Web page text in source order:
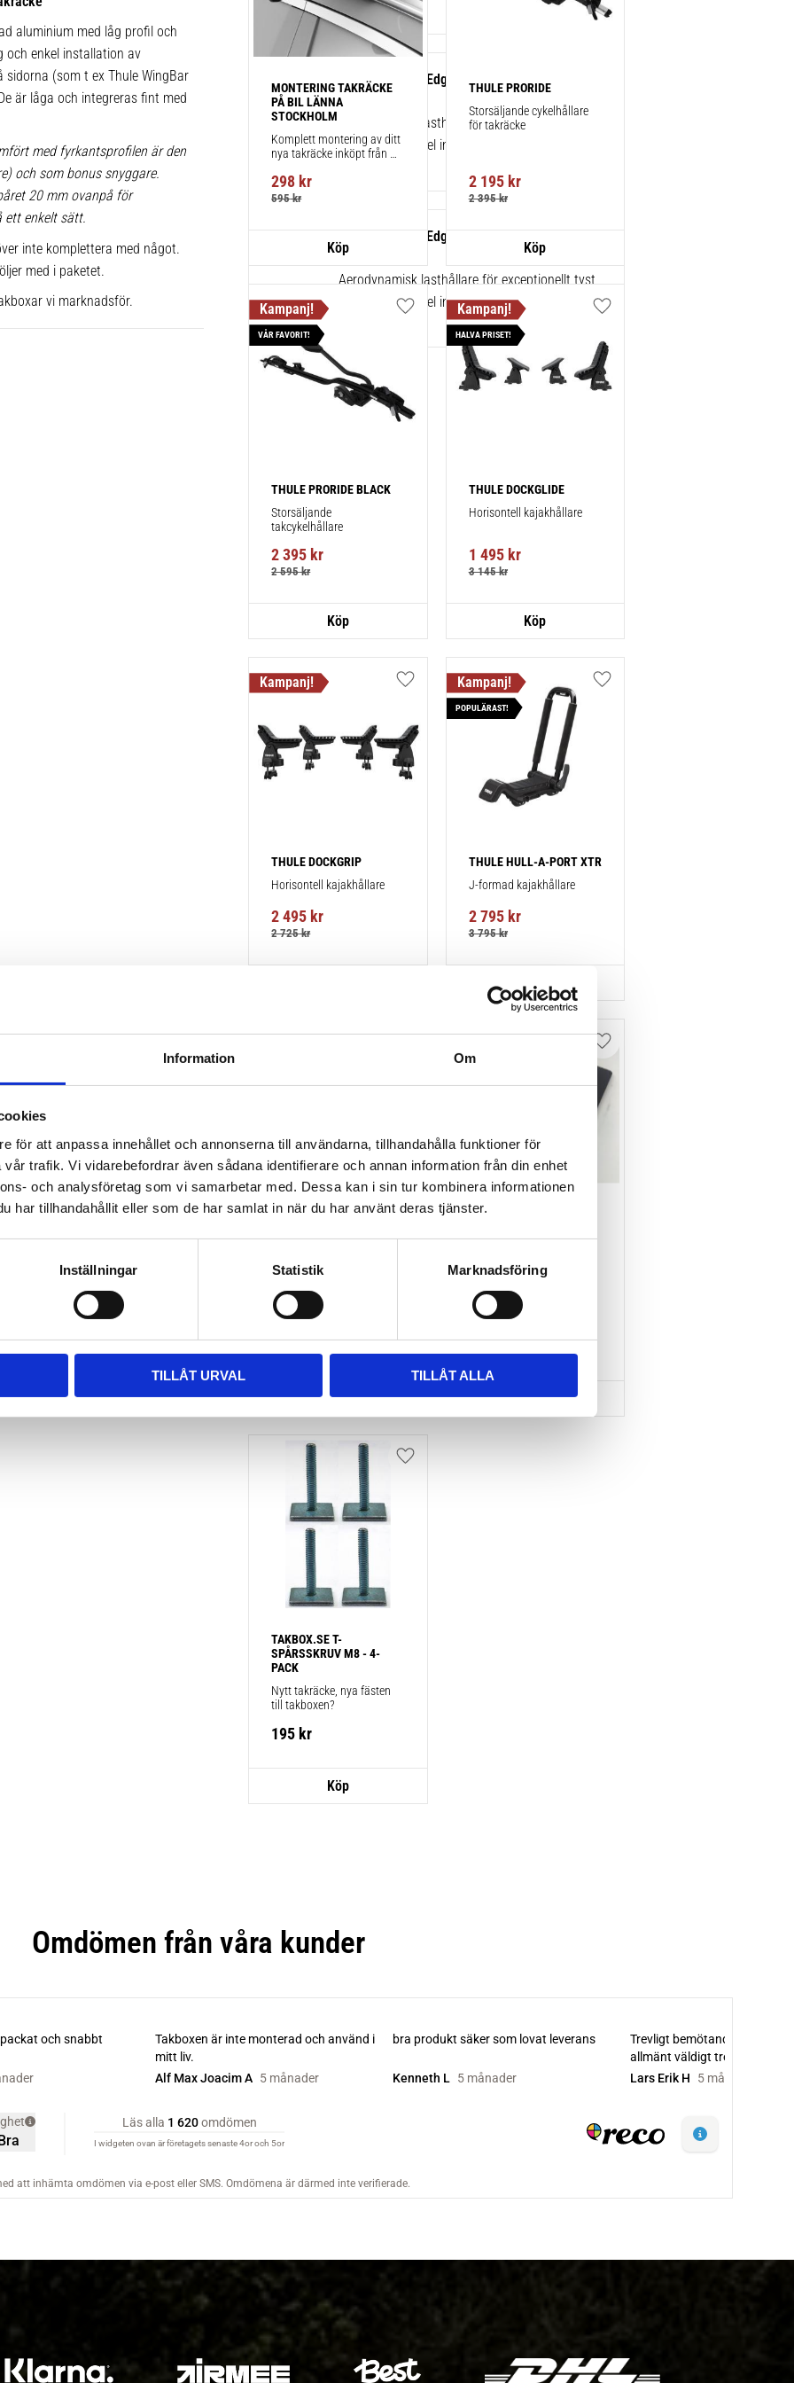
Information Om
för att anpassa innehållet och annonserna till användarna, tillhandahålla funktioner för
trafik. Vi vidarebefordrar även sådana identifierare och annan information från din enhet
och analysföretag som vi samarbetar med. Dessa kan i sin tur kombinera informationen
har tillhandahållit eller som de har samlat in när du har använt deras tjänster.
Inställningar Statistik Marknadsföring
TILLÅT URVAL TILLÅT ALLA
aluminium med låg profil och
och enkel installation av
sidorna (som t ex Thule WingBar
är låga och integreras fint med
med fyrkantsprofilen är den
och som bonus snyggare.
20 mm ovanpå för
ett enkelt sätt.
inte komplettera med något.
med i paketet.
vi marknadsför.
1 st
Thule WingBar Edge Black 77 cm 1-pack
721220
Aerodynamisk lasthållare för exceptionellt tyst
körning och enkel installation av tillbehör.
Thule WingBar Edge Black 86 cm 1-pack
721320
Aerodynamisk lasthållare för exceptionellt tyst
körning och enkel installation av tillbehör.
MONTERING TAKRÄCKE
PÅ BIL LÄNNA
STOCKHOLM
Komplett montering av ditt
nya takräcke inköpt från
montering på din bil.
298 kr
595kr
THULE PRORIDE
Storsäljande cykelhållare
för takräcke
2 195kr
2 395kr
THULE PRORIDE BLACK
Storsäljande
takcykelhållare
2 395 kr
2 595kr
VÅR FAVORIT!
Lägg till i favoriter
THULE DOCKGLIDE
Horisontell kajakhållare
1 495kr
3 145kr
HALVA PRISET!
Lägg till i favoriter
THULE DOCKGRIP
Horisontell kajakhållare
2 495 kr
2 725kr
Lägg till i favoriter
THULE HULL-A-PORT XTR
J-formad kajakhållare
2 795kr
3 795kr
POPULÄRAST!
Lägg till i favoriter
MONTERINGSSATS U-
100 MM 4-PACK
Nytt takräcke, nya fästen
till takboxen?
Lägg till i favoriter
SPÅRSADAPTER 20X24
Nytt takräcke, nya fästen
till takboxen?
Lägg till i favoriter
TAKBOX.SE T-
SPÅRSSKRUV M8 - 4-
PACK
Nytt takräcke, nya fästen
till takboxen?
195 kr
Lägg till i favoriter